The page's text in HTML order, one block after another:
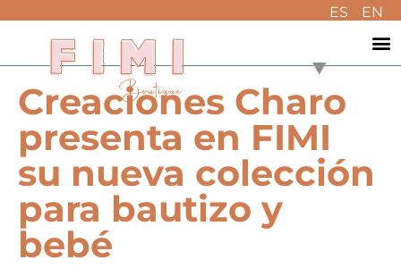
ES EN
Creaciones Charo
presenta en FIMI
su nueva colección
para bautizo y
bebé